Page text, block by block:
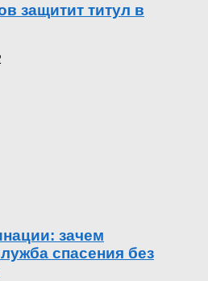
защитит титул в
зачем
спасения без